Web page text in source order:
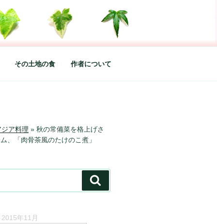
た松本あづさのDIARYです
その土地の食 作者について
ア料理 »秋の常備菜を格上げさ
、「肉骨茶風のたけのこ煮」
索
2015年11月